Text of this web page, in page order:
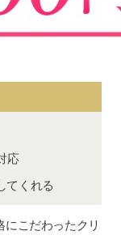
応
てくれる
こだわったクリ